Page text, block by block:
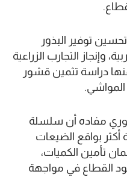
توفير البذور
وإنجاز التجارب الزراعية
دراسة تثمين قشور
المواشي.
مفاده أن سلسلة
بواقع الضيعات
تأمين الكميات،
القطاع في مواجهة